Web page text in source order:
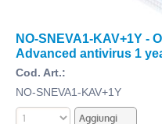
NO-SNEVA1-KAV+1Y -
Advanced antivirus 1
Cod. Art.:
NO-SNEVA1-KAV+1Y